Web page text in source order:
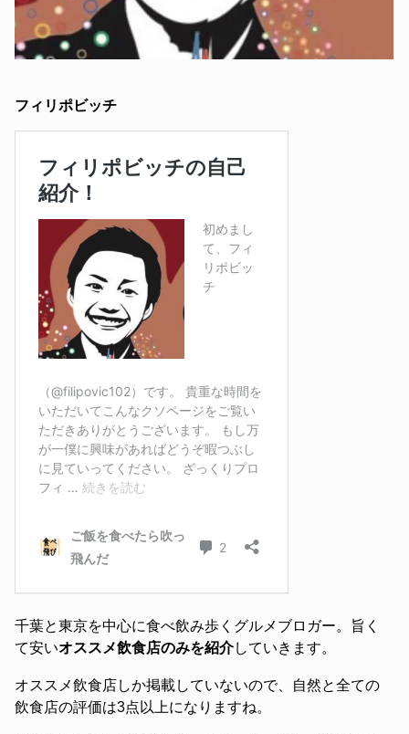
フィリポビッチ
千葉と東京を中心に食べ飲み歩くグルメブロガー。旨く
て安いオススメ飲食店のみを紹介していきます。
オススメ飲食店しか掲載していないので、自然と全ての
飲食店の評価は3点以上になりますね。